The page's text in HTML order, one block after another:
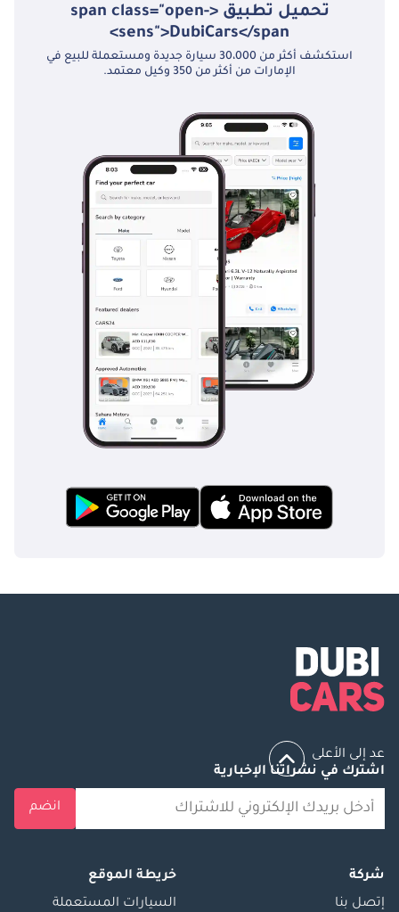
تحميل تطبيق <span class="open-
sens">DubiCars</span>
استكشف أكثر من 30،000 سيارة جديدة ومستعملة للبيع في
الإمارات من أكثر من 350 وكيل معتمد.
عد إلى الأعلى
اشترك في نشراتنا الإخبارية
انضم
شركة
إتصل بنا
خريطة الموقع
السيارات المستعملة